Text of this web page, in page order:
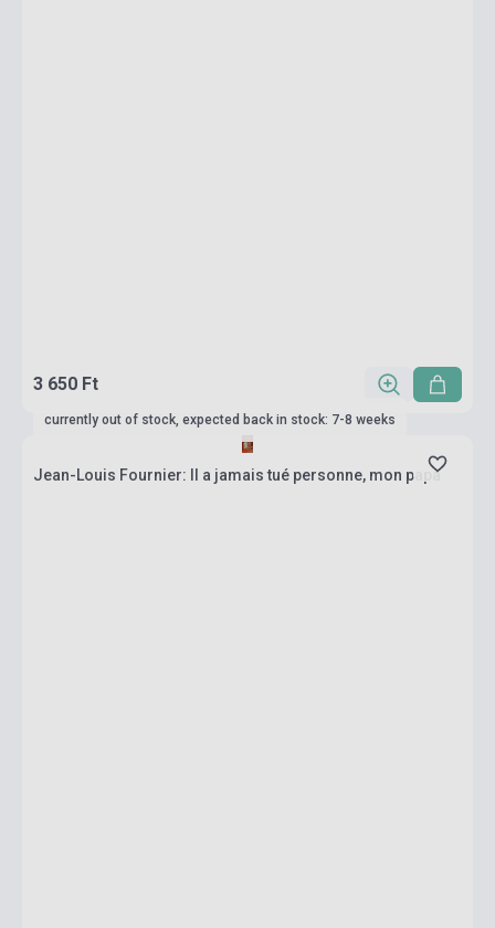
3 650 Ft
currently out of stock, expected back in stock: 7-8 weeks
Jean-Louis Fournier: Il a jamais tué personne, mon papa